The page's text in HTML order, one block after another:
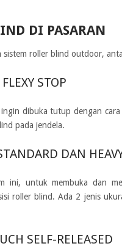
DI PASARAN
sistem roller blind outdoor,
STOP
dibuka tutup dengan
pada jendela.
DAN
ini, untuk membuka dan
roller blind. Ada 2 jenis
SELF-RELEASED